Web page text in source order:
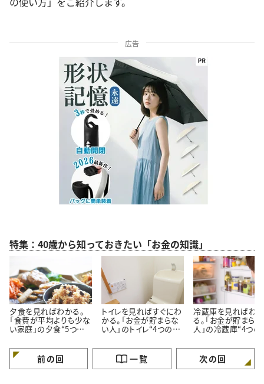
広告
特集：40歳から知っておきたい「お金の知識」
夕食を見ればわかる。
「食費が平均よりも少な
い家庭」の夕食“5つの
トイレを見ればすぐにわ
かる。「お金が貯まらな
い人」のトイレ“4つの特
冷蔵庫を見ればわか
る。「お金が貯まら
人」の冷蔵庫“4つの
前の回 一覧 次の回